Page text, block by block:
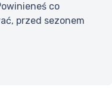
co
przed sezonem